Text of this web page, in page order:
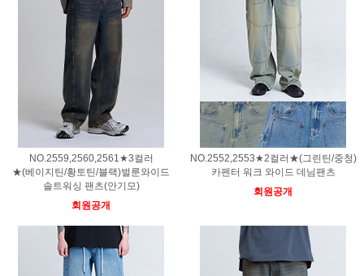
NO.2559,2560,2561★3컬러
★(베이지틴/황토틴/블랙)벌룬와이드
솔트워싱 팬츠(안기모)
회원공개
NO.2552,2553★2컬러★(그린틴/중청)
카펜터 워크 와이드 데님팬츠
회원공개